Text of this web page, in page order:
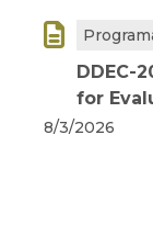

DDEC-
for
8/3/2026